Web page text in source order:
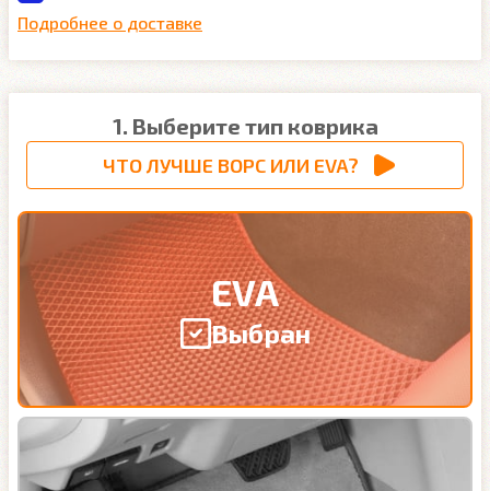
Подробнее о доставке
1. Выберите тип коврика
ЧТО ЛУЧШЕ ВОРС ИЛИ EVA?
EVA
Выбран